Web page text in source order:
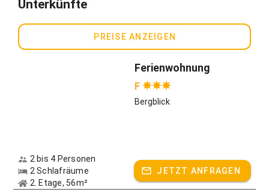
Unterkünfte
PREISE ANZEIGEN
Ferienwohnung
F
Bergblick
2 bis 4 Personen
2 Schlafräume
2. Etage, 56m²
JETZT ANFRAGEN